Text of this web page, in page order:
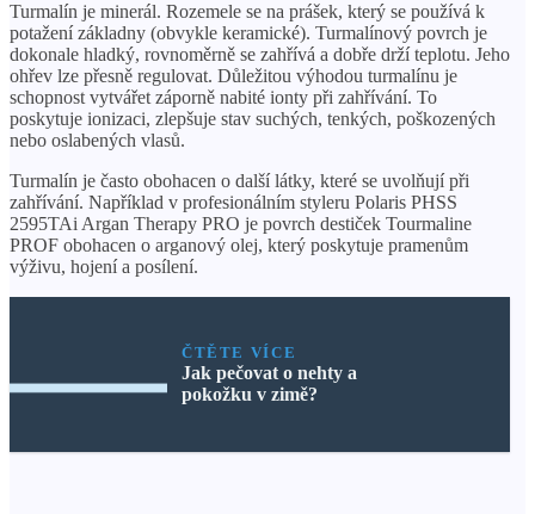
Turmalín je minerál. Rozemele se na prášek, který se používá k
potažení základny (obvykle keramické). Turmalínový povrch je
dokonale hladký, rovnoměrně se zahřívá a dobře drží teplotu. Jeho
ohřev lze přesně regulovat. Důležitou výhodou turmalínu je
schopnost vytvářet záporně nabité ionty při zahřívání. To
poskytuje ionizaci, zlepšuje stav suchých, tenkých, poškozených
nebo oslabených vlasů.
Turmalín je často obohacen o další látky, které se uvolňují při
zahřívání. Například v profesionálním styleru Polaris PHSS
2595TAi Argan Therapy PRO je povrch destiček Tourmaline
PROF obohacen o arganový olej, který poskytuje pramenům
výživu, hojení a posílení.
ČTĚTE VÍCE
Jak pečovat o nehty a
pokožku v zimě?